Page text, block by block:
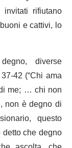
rifiutano
e cattivi, lo
diverse
42 (“Chi ama
me; … chi non
non è degno di
questo
che degno